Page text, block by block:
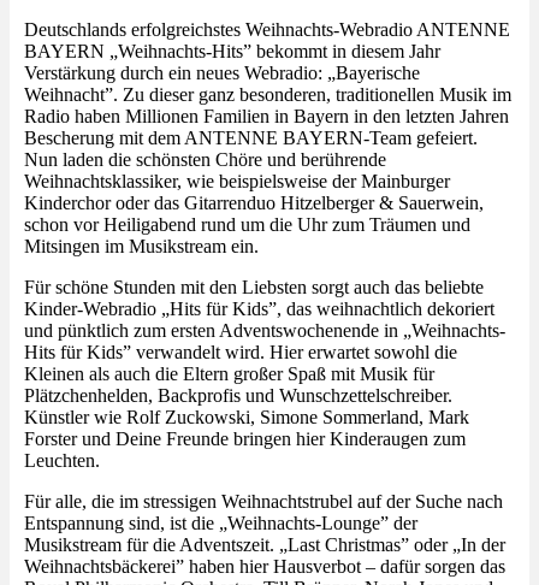
Deutschlands erfolgreichstes Weihnachts-Webradio ANTENNE
BAYERN „Weihnachts-Hits” bekommt in diesem Jahr
Verstärkung durch ein neues Webradio: „Bayerische
Weihnacht”. Zu dieser ganz besonderen, traditionellen Musik im
Radio haben Millionen Familien in Bayern in den letzten Jahren
Bescherung mit dem ANTENNE BAYERN-Team gefeiert.
Nun laden die schönsten Chöre und berührende
Weihnachtsklassiker, wie beispielsweise der Mainburger
Kinderchor oder das Gitarrenduo Hitzelberger & Sauerwein,
schon vor Heiligabend rund um die Uhr zum Träumen und
Mitsingen im Musikstream ein.
Für schöne Stunden mit den Liebsten sorgt auch das beliebte
Kinder-Webradio „Hits für Kids”, das weihnachtlich dekoriert
und pünktlich zum ersten Adventswochenende in „Weihnachts-
Hits für Kids” verwandelt wird. Hier erwartet sowohl die
Kleinen als auch die Eltern großer Spaß mit Musik für
Plätzchenhelden, Backprofis und Wunschzettelschreiber.
Künstler wie Rolf Zuckowski, Simone Sommerland, Mark
Forster und Deine Freunde bringen hier Kinderaugen zum
Leuchten.
Für alle, die im stressigen Weihnachtstrubel auf der Suche nach
Entspannung sind, ist die „Weihnachts-Lounge” der
Musikstream für die Adventszeit. „Last Christmas” oder „In der
Weihnachtsbäckerei” haben hier Hausverbot – dafür sorgen das